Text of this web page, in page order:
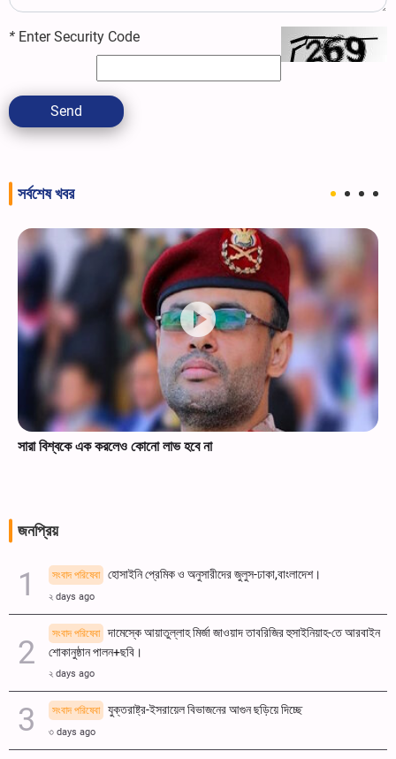
* Enter Security Code
Send
সর্বশেষ খবর
সারা বিশ্বকে এক করলেও কোনো লাভ হবে না
জনপ্রিয়
সংবাদ পরিষেবা হোসাইনি প্রেমিক ও অনুসারীদের জুলুস-ঢাকা,বাংলাদেশ।
২ days ago
সংবাদ পরিষেবা
দামেস্কে আয়াতুল্লাহ মির্জা জাওয়াদ তাবরিজির হুসাইনিয়াহ-তে আরবাইন
শোকানুষ্ঠান পালন+ছবি।
২ days ago
সংবাদ পরিষেবা যুক্তরাষ্ট্র-ইসরায়েল বিভাজনের আগুন ছড়িয়ে দিচ্ছে
৩ days ago